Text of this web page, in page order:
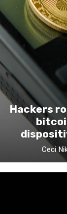
Hackers
Ceci